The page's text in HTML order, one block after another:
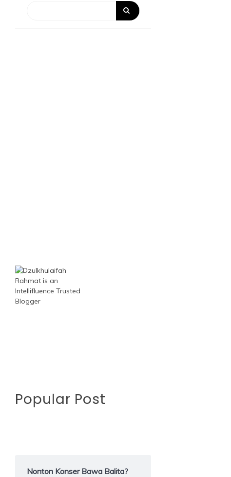
Popular Post
Nonton Konser Bawa Balita?